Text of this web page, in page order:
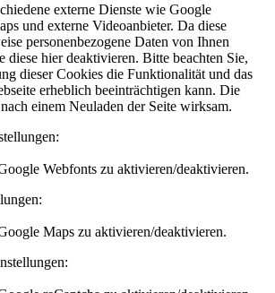
externe Dienste wie Google
und externe Videoanbieter. Da diese
personenbezogene Daten von Ihnen
diese hier deaktivieren. Bitte beachten Sie,
dieser Cookies die Funktionalität und das
erheblich beeinträchtigen kann. Die
einem Neuladen der Seite wirksam.
Webfonts zu aktivieren/deaktivieren.
Maps zu aktivieren/deaktivieren.